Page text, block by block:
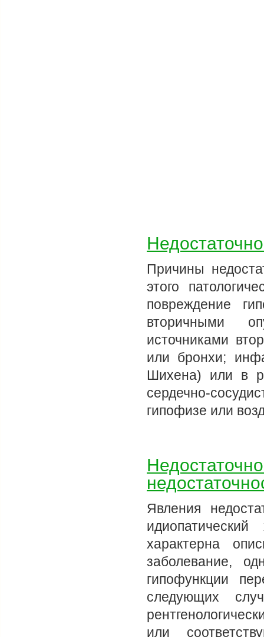
Причины
этого
повреждение
вторичными
источниками
или бронхи;
Шихена) или в
сердечно-
гипофизе или
Явления
характерна
заболевание,
гипофункции
следующих
или